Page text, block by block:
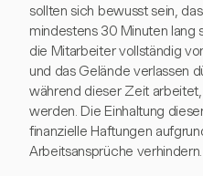
sollten sich bewusst sein,
mindestens 30 Minuten lang
die Mitarbeiter vollständig
und das Gelände verlassen
während dieser Zeit
werden. Die Einhaltung
finanzielle Haftungen
Arbeitsansprüche verhindern.